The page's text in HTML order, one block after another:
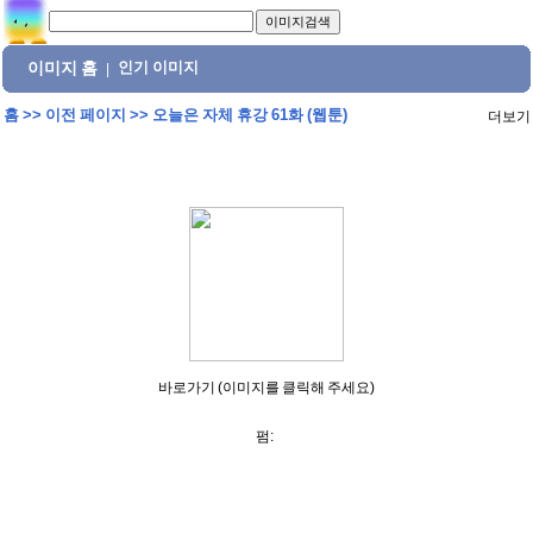
이미지 홈 인기 이미지
홈>> 이전 페이지 >> 오늘은 자체 휴강 61화 (웹툰) 더보기
바로가기 (이미지를 클릭해 주세요)
펌: